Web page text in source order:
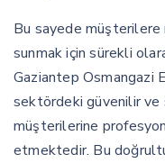
Bu sayede
sunmak için sürekli
Gaziantep Osmangazi
sektördeki güvenilir ve
müşterilerine
etmektedir. Bu